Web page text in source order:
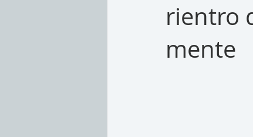
rientro
mente